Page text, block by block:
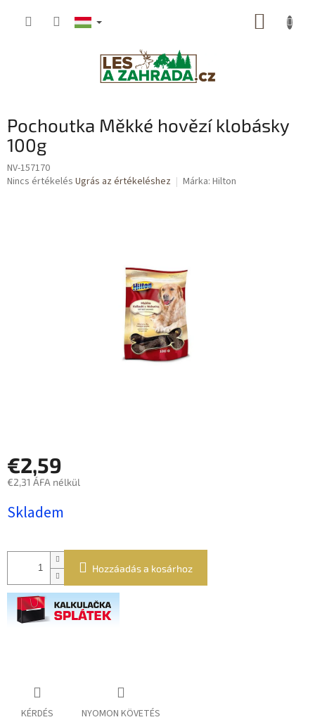
KOSÁR
Pochoutka Měkké hovězí klobásky
100g
NV-157170
A
Nincs értékelés Ugrás az értékeléshez Márka: Hilton
€2,59
€2,31 ÁFA nélkül
Skladem
Hozzáadás a kosárhoz
KÉRDÉS NYOMON KÖVETÉS